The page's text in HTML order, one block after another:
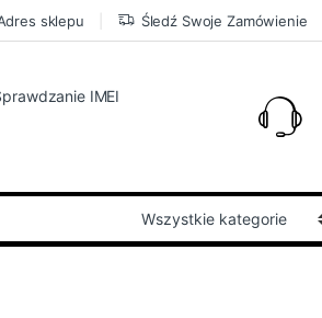
sklepu Śledź Swoje Zamówienie
IMEI